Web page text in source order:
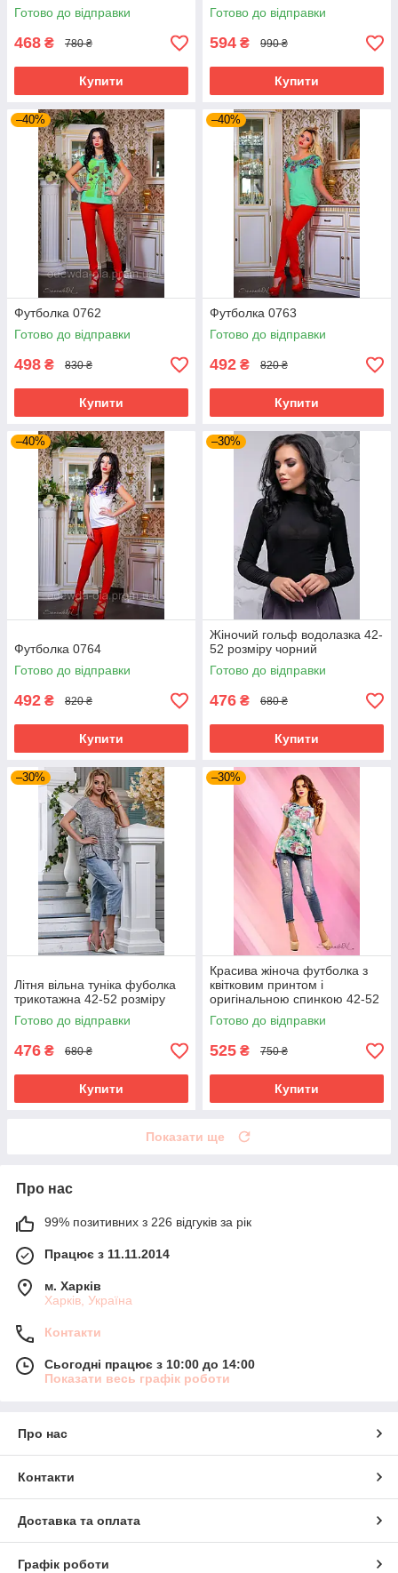
Готово до відправки
468 ₴ 780 ₴
Купити
Готово до відправки
594 ₴ 990 ₴
Купити
–40%
Футболка 0762
Готово до відправки
498 ₴ 830 ₴
Купити
–40%
Футболка 0763
Готово до відправки
492 ₴ 820 ₴
Купити
–40%
Футболка 0764
Готово до відправки
492 ₴ 820 ₴
Купити
–30%
Жіночий гольф водолазка 42-
52 розміру чорний
Готово до відправки
476 ₴ 680 ₴
Купити
–30%
Літня вільна туніка фуболка
трикотажна 42-52 розміру
Готово до відправки
476 ₴ 680 ₴
Купити
–30%
Красива жіноча футболка з
квітковим принтом і
оригінальною спинкою 42-52
розміри
Готово до відправки
525 ₴ 750 ₴
Купити
Показати ще
Про нас
99% позитивних з 226 відгуків за рік
Працює з 11.11.2014
м. Харків
Харків, Україна
Контакти
Сьогодні працює з 10:00 до 14:00
Показати весь графік роботи
Про нас
Контакти
Доставка та оплата
Графік роботи